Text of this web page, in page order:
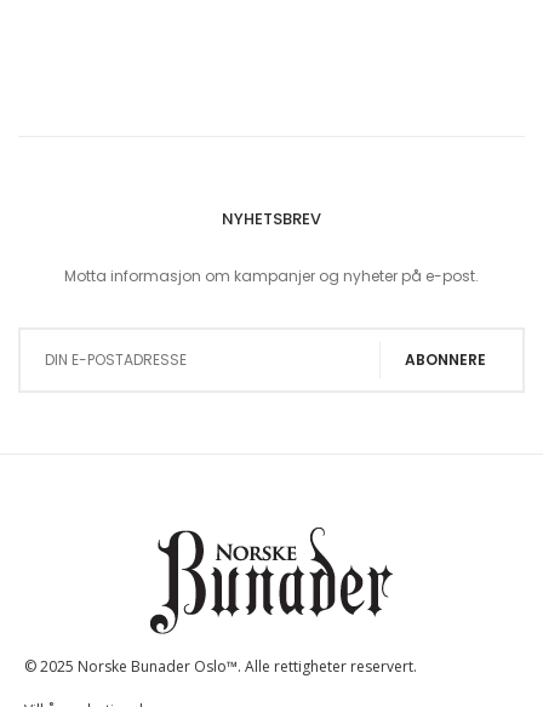
NYHETSBREV
Motta informasjon om kampanjer og nyheter på e-post.
ABONNERE
© 2025 Norske Bunader Oslo™. Alle rettigheter reservert.